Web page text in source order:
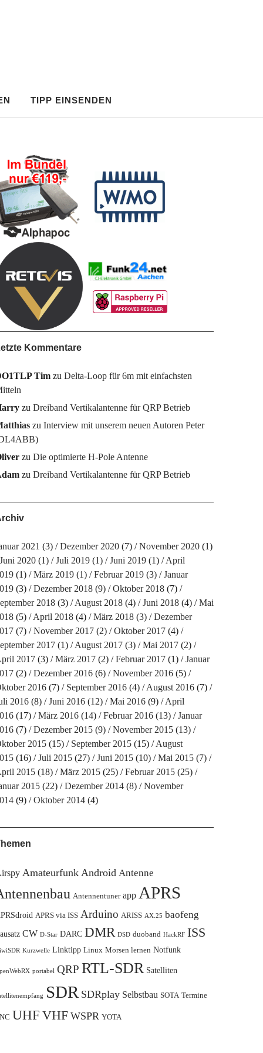
TIPP EINSENDEN
Kommentare
Timzu Delta-Loop für 6m mit einfachsten
zu Dreiband Vertikalantenne für QRP Betrieb
zu Interview mit unserem neuen Autoren Peter
zu Die optimierte H-Pole Antenne
zu Dreiband Vertikalantenne für QRP Betrieb
2021 (3) Dezember 2020(7) November 2020(1)
2020(1) Juli 2019(1) Juni 2019(1)
April
(1) März 2019(1) Februar 2019(3)
Januar
(3) Dezember 2018(9) Oktober 2018(7)
2018(3) August 2018(4) Juni 2018(4)
Mai
(5) April 2018(4) März 2018(3)
Dezember
(7) November 2017(2) Oktober 2017(4)
2017(1) August 2017(3) Mai 2017(2)
2017(3) März 2017(2) Februar 2017(1)
Januar
(2) Dezember 2016(6) November 2016(5)
2016(7) September 2016(4) August 2016(7)
2016(8) Juni 2016(12) Mai 2016(9)
April
(17) März 2016(14) Februar 2016(13)
Januar
(7) Dezember 2015(9) November 2015(13)
2015(15) September 2015(15)
August
(16) Juli 2015(27) Juni 2015(10) Mai 2015(7)
2015(18) März 2015(25) Februar 2015(25)
2015(22) Dezember 2014(8)
November
(9) Oktober 2014(4)
Amateurfunk Android Antenne
Antennentuner app APRS
APRS via ISS Arduino ARISS AX.25 baofeng
CW D-Star DARC DMR DSD duoband HackRF ISS
Kurzwelle Linktipp Linux Morsen lernen Notfunk
portabel QRP RTL-SDR Satelliten
SDR SDRplay Selbstbau SOTA Termine
UHF VHF WSPR YOTA